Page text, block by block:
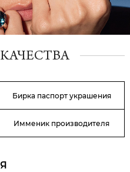
Бирка паспорт украшения
Имменик производителя